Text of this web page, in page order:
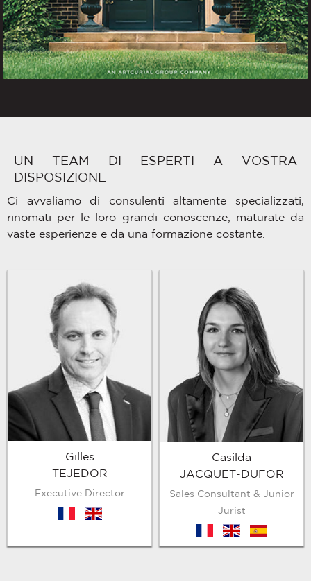
UN TEAM DI ESPERTI A VOSTRA
DISPOSIZIONE
Ci avvaliamo di consulenti altamente specializzati,
rinomati per le loro grandi conoscenze, maturate da
vaste esperienze e da una formazione costante.
Gilles
TEJEDOR
Executive Director
en
Casilda
JACQUET-DUFOR
Sales Consultant & Junior
Jurist
en es